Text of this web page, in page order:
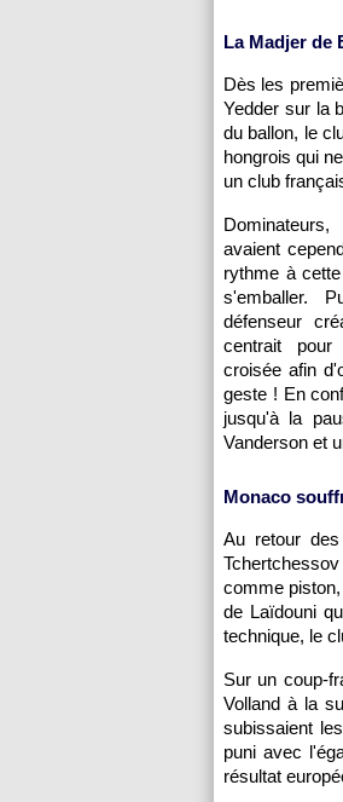
La Madjer de
Dès les
Yedder sur la
du ballon, le
hongrois qui
un club
avaient
rythme à
s'emballer.
défenseur
centrait pour
croisée afin
geste ! En
jusqu'à la
Vanderson et
Monaco
Au retour
comme
de Laïdouni
technique, le
Sur un coup-
Volland à la
subissaient
puni avec
résultat